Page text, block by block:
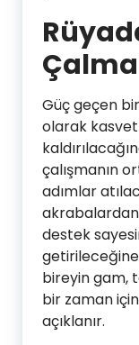
Güç geçen bir
olarak
çalışmanın
adımlar
destek
bireyin gam,
bir zaman
açıklanır.